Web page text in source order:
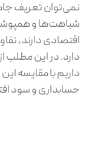
نمی‌توان تعریف
شباهت‌ها و
اقتصادی دارند،
دارد. در این مطلب
داریم با مقایسه
حسابداری و سود